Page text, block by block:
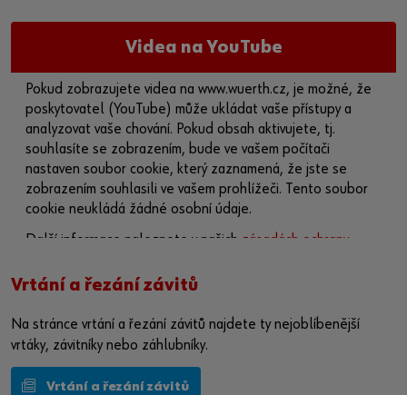
Videa na YouTube
Pokud zobrazujete videa na www.wuerth.cz, je možné, že
poskytovatel (YouTube) může ukládat vaše přístupy a
analyzovat vaše chování. Pokud obsah aktivujete, tj.
souhlasíte se zobrazením, bude ve vašem počítači
nastaven soubor cookie, který zaznamená, že jste se
zobrazením souhlasili ve vašem prohlížeči. Tento soubor
cookie neukládá žádné osobní údaje.
Další informace naleznete v našich zásadách ochrany
Případně můžete použít tento odkaz a otevřít video přímo
https://youtu.be/npOipyTMN30
Vrtání a řezání závitů
Na stránce vrtání a řezání závitů najdete ty nejoblíbenější
vrtáky, závitníky nebo záhlubníky.
Vrtání a řezání závitů